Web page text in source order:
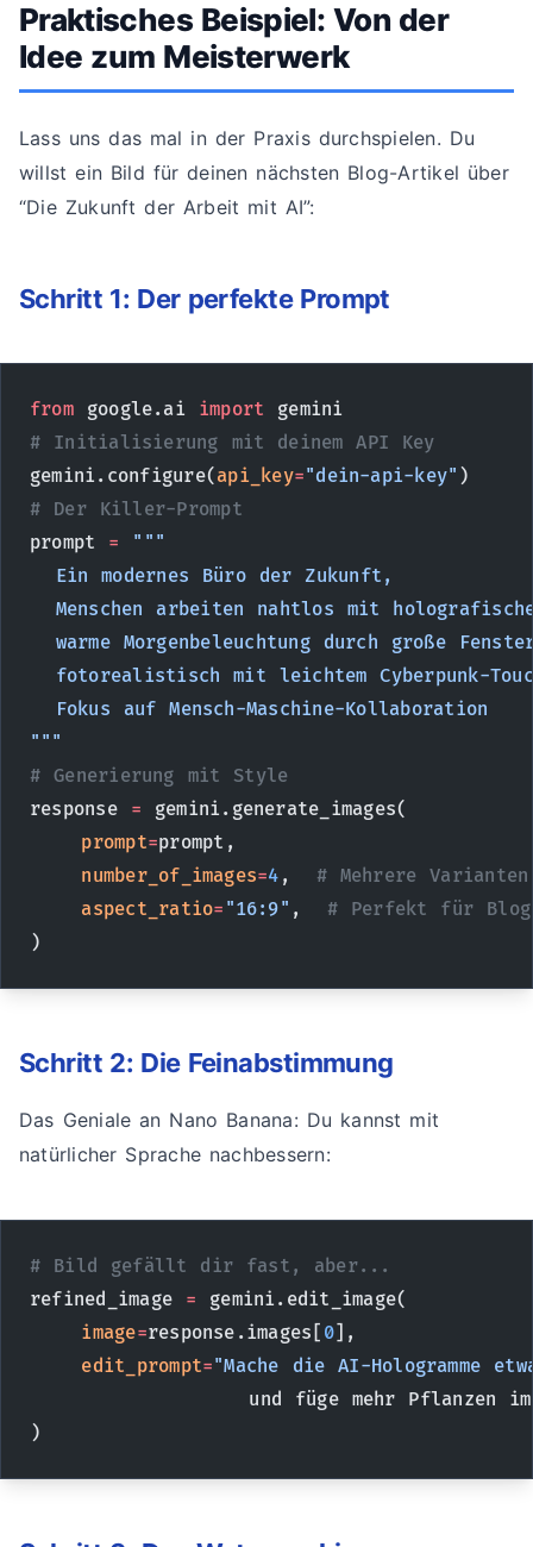
Praktisches Beispiel: Von der
Idee zum Meisterwerk
Lass uns das mal in der Praxis durchspielen. Du
willst ein Bild für deinen nächsten Blog-Artikel über
“Die Zukunft der Arbeit mit AI”:
Schritt 1: Der perfekte Prompt
from google.ai import gemini
# Initialisierung mit deinem API Key
gemini.configure(api_key="dein-api-key" )
# Der Killer-Prompt
prompt = """
  Ein modernes Büro der Zukunft,
Menschen arbeiten nahtlos mit
warme Morgenbeleuchtung durch große
fotorealistisch mit leichtem Cyberpunk-
  Fokus auf Mensch-Maschine-Kollaboration
"""
# Generierung mit Style
response = gemini.generate_images(
    prompt
=prompt,
    number_of_images
=4 , # Mehrere Varianten
    aspect_ratio
= "16:9" , # Perfekt für Blog-
)
Schritt 2: Die Feinabstimmung
Das Geniale an Nano Banana: Du kannst mit
natürlicher Sprache nachbessern:
# Bild gefällt dir fast, aber...
refined_image = gemini.edit_image(
    image
=response.images[ 0],
    edit_prompt
="Mache die AI-Hologramme
und füge mehr Pflanzen im
)